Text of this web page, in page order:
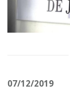
07/12/2019